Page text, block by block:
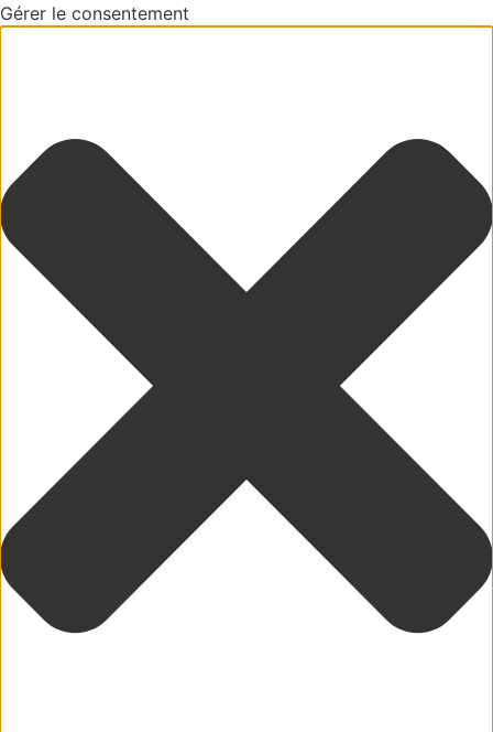
Gérer le consentement